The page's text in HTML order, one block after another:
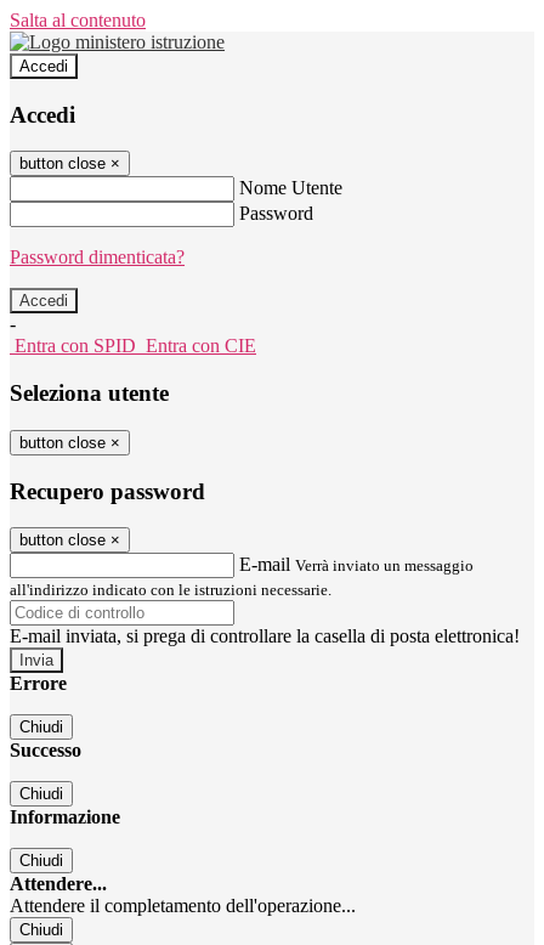
Salta al contenuto
Accedi
Accedi
button close ×
Nome Utente
Password
Password dimenticata?
-
Entra con SPID Entra con CIE
Seleziona utente
button close ×
Recupero password
button close ×
E-mail Verrà inviato un messaggio
all'indirizzo indicato con le istruzioni necessarie.
E-mail inviata, si prega di controllare la casella di posta elettronica!
Errore
Chiudi
Successo
Chiudi
Informazione
Chiudi
Attendere...
Attendere il completamento dell'operazione...
Chiudi